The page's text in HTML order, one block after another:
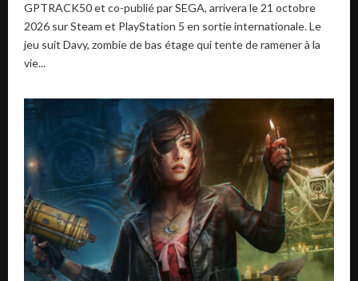
GPTRACK50 et co-publié par SEGA, arrivera le 21 octobre
2026 sur Steam et PlayStation 5 en sortie internationale. Le
jeu suit Davy, zombie de bas étage qui tente de ramener à la
vie...